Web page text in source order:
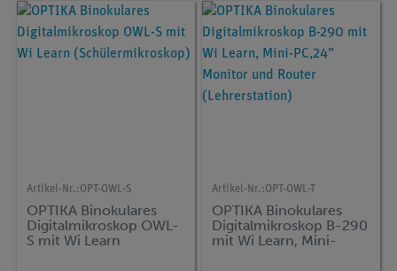
Artikel-Nr.:OPT-OWL-S
OPTIKA Binokulares
Digitalmikroskop OWL-
S mit Wi Learn
Artikel-Nr.:OPT-OWL-T
OPTIKA Binokulares
Digitalmikroskop B-290
mit Wi Learn, Mini-